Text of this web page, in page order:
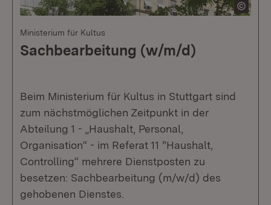
Ministerium für Kultus
Sachbearbeitung (w/m/d)
Beim Ministerium für Kultus in Stuttgart sind
zum nächstmöglichen Zeitpunkt in der
Abteilung 1 - „Haushalt, Personal,
Organisation“ - im Referat 11 "Haushalt,
Controlling“ mehrere Dienstposten zu
besetzen: Sachbearbeitung (m/w/d) des
gehobenen Dienstes.